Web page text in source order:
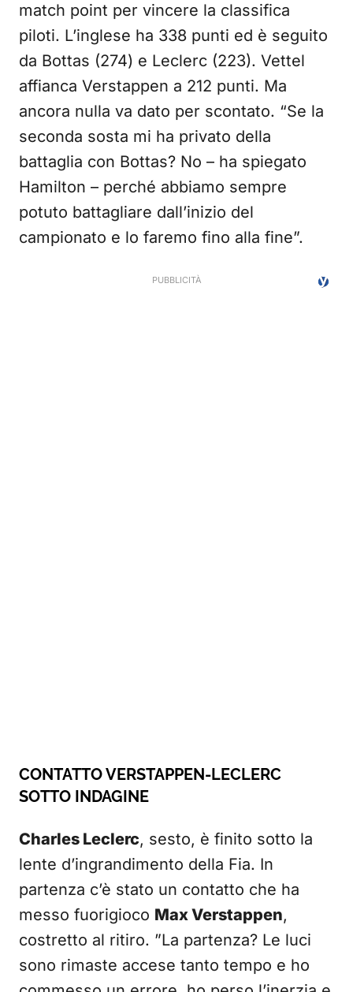
match point per vincere la classifica
piloti. L’inglese ha 338 punti ed è seguito
da Bottas (274) e Leclerc (223). Vettel
affianca Verstappen a 212 punti. Ma
ancora nulla va dato per scontato. “Se la
seconda sosta mi ha privato della
battaglia con Bottas? No – ha spiegato
Hamilton – perché abbiamo sempre
potuto battagliare dall’inizio del
campionato e lo faremo fino alla fine”.
CONTATTO VERSTAPPEN-LECLERC
SOTTO INDAGINE
Charles Leclerc, sesto, è finito sotto la
lente d’ingrandimento della Fia. In
partenza c’è stato un contatto che ha
messo fuorigioco Max Verstappen,
costretto al ritiro. ”La partenza? Le luci
sono rimaste accese tanto tempo e ho